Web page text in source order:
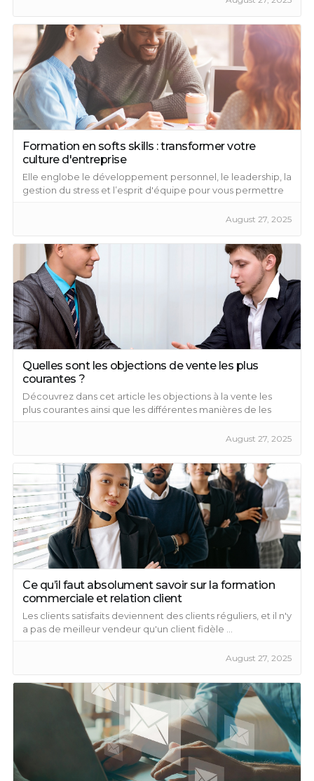
Formation en softs skills : transformer votre
culture d'entreprise
Elle englobe le développement personnel, le leadership, la
gestion du stress et l’esprit d'équipe pour vous permettre
August 27, 2025
Quelles sont les objections de vente les plus
courantes ?
Découvrez dans cet article les objections à la vente les
plus courantes ainsi que les différentes manières de les
August 27, 2025
Ce qu’il faut absolument savoir sur la formation
commerciale et relation client
Les clients satisfaits deviennent des clients réguliers, et il n'y
a pas de meilleur vendeur qu'un client fidèle ...
August 27, 2025